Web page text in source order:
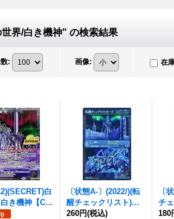
界/白き機神" の検索結果
: 画像: 在
白
き機神 【CP-
TCP04
〔状態A-〕(2022/)(転
醒チェックリスト)白
の世界/白き機神
260円(税込)
〔
チ
世
180